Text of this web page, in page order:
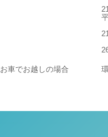
お車でお越しの場合